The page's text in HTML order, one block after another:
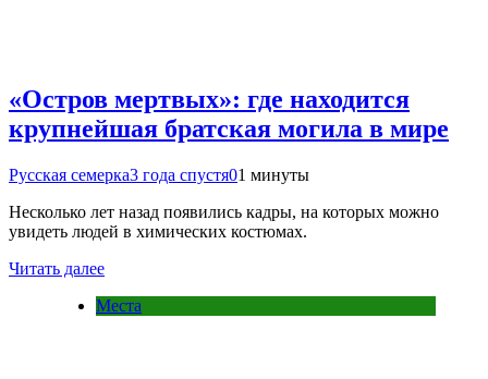
«Остров мертвых»: где находится
крупнейшая братская могила в мире
Русская семерка3 года спустя01 минуты
Несколько лет назад появились кадры, на которых можно
увидеть людей в химических костюмах.
Читать далее
Места